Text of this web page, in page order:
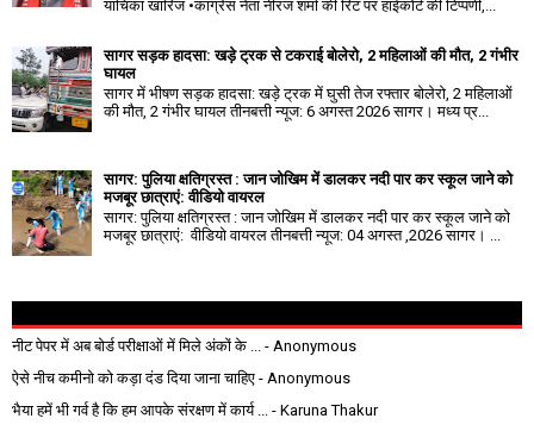
याचिका खारिज •कांग्रेस नेता नीरज शर्मा की रिट पर हाईकोर्ट की टिप्पणी,...
सागर सड़क हादसा: खड़े ट्रक से टकराई बोलेरो, 2 महिलाओं की मौत, 2 गंभीर
घायल
सागर में भीषण सड़क हादसा: खड़े ट्रक में घुसी तेज रफ्तार बोलेरो, 2 महिलाओं
की मौत, 2 गंभीर घायल तीनबत्ती न्यूज: 6 अगस्त 2026 सागर। मध्य प्र...
सागर: पुलिया क्षतिग्रस्त : जान जोखिम में डालकर नदी पार कर स्कूल जाने को
मजबूर छात्राएं: वीडियो वायरल
सागर: पुलिया क्षतिग्रस्त : जान जोखिम में डालकर नदी पार कर स्कूल जाने को
मजबूर छात्राएं: वीडियो वायरल तीनबत्ती न्यूज: 04 अगस्त ,2026 सागर। ...
नीट पेपर में अब बोर्ड परीक्षाओं में मिले अंकों के ...
- Anonymous
ऐसे नीच कमीनो को कड़ा दंड दिया जाना चाहिए - Anonymous
भैया हमें भी गर्व है कि हम आपके संरक्षण में कार्य ...
- Karuna Thakur